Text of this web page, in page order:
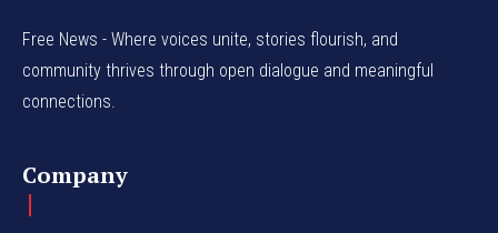
Free News - Where voices unite, stories flourish, and
community thrives through open dialogue and meaningful
connections.
Company